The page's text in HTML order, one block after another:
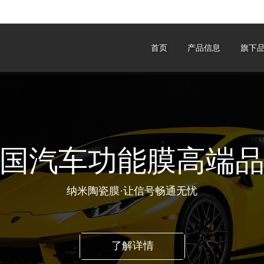
首页 产品信息 旗下
纳米核心专利拥
国际窗膜协会制造商认证会员
了解详情